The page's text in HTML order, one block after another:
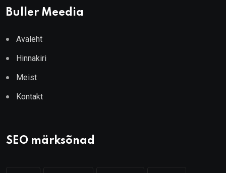
Buller Meedia
Avaleht
Hinnakiri
Meist
Kontakt
SEO märksõnad